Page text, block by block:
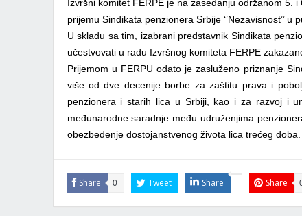
Izvršni komitet FERPE je na zasedanju održanom 5.
prijemu Sindikata penzionera Srbije ‘’Nezavisnost’’
U skladu sa tim, izabrani predstavnik Sindikata
učestvovati u radu Izvršnog komiteta FERPE
Prijemom u FERPU odato je zasluženo priznanje
više od dve decenije borbe za zaštitu prava i
penzionera i starih lica u Srbiji, kao i za razvoj i
međunarodne saradnje među udruženjima
obezbeđenje dostojanstvenog života lica trećeg doba.
Share 0 Tweet Share Share